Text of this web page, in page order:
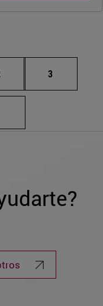
Página
3